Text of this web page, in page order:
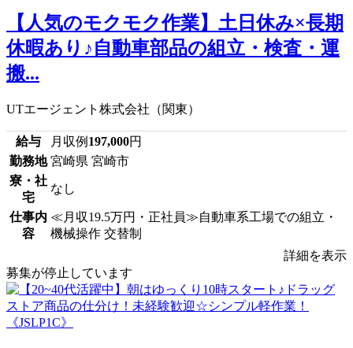
【人気のモクモク作業】土日休み×長期
休暇あり♪自動車部品の組立・検査・運
搬...
UTエージェント株式会社（関東）
給与 月収例 197,000円
勤務地 宮崎県 宮崎市
寮・社
宅
なし
仕事内
容
≪月収19.5万円・正社員≫自動車系工場での組立・
機械操作 交替制
詳細を表示
募集が停止しています